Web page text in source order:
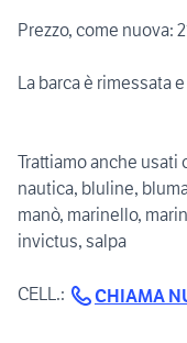
Prezzo, come nuova:
La barca è rimessata
Trattiamo anche usati
nautica, bluline,
manò, marinello,
invictus, salpa
CELL.: CHIAMA